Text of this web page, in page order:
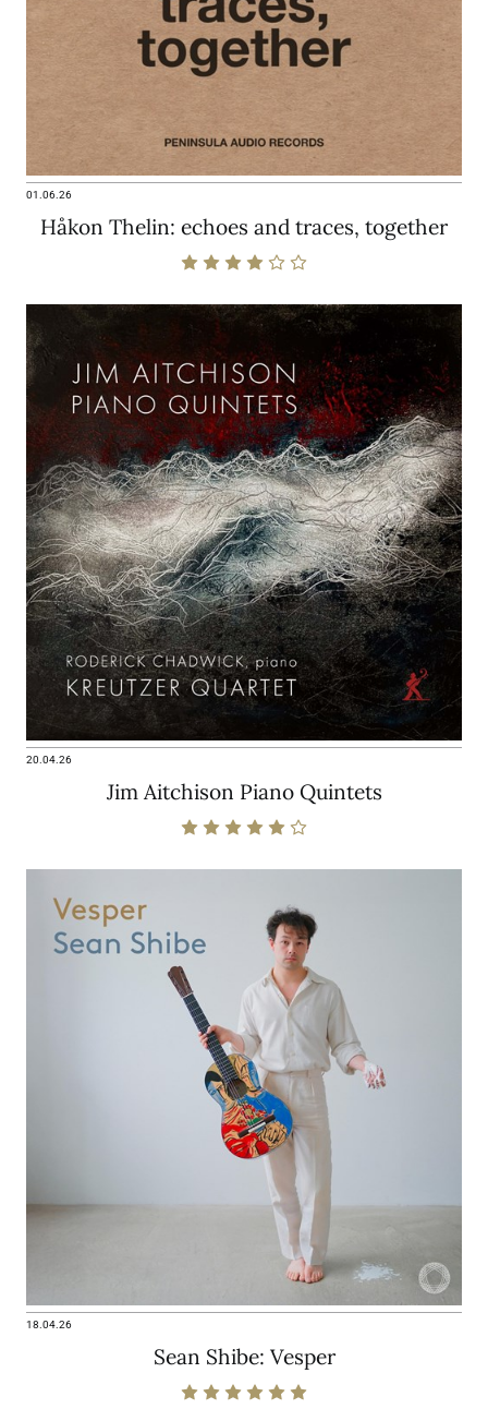
01.06.26
Håkon Thelin: echoes and traces, together
20.04.26
Jim Aitchison Piano Quintets
18.04.26
Sean Shibe: Vesper